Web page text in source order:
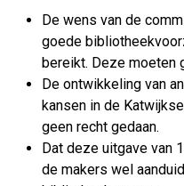
De wens van de
goede
bereikt. Deze moeten
De ontwikkeling van
kansen in de
geen recht gedaan.
Dat deze uitgave van
de makers wel